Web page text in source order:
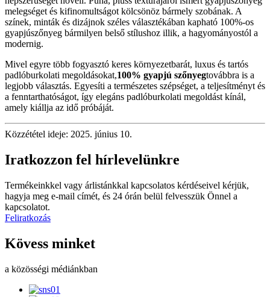
melegséget és kifinomultságot kölcsönöz bármely szobának. A
színek, minták és dizájnok széles választékában kapható 100%-os
gyapjúszőnyeg bármilyen belső stílushoz illik, a hagyományostól a
modernig.
Mivel egyre több fogyasztó keres környezetbarát, luxus és tartós
padlóburkolati megoldásokat,100% gyapjú szőnyegtovábbra is a
legjobb választás. Egyesíti a természetes szépséget, a teljesítményt és
a fenntarthatóságot, így elegáns padlóburkolati megoldást kínál,
amely kiállja az idő próbáját.
Közzététel ideje: 2025. június 10.
Iratkozzon fel hírlevelünkre
Termékeinkkel vagy árlistánkkal kapcsolatos kérdéseivel kérjük,
hagyja meg e-mail címét, és 24 órán belül felvesszük Önnel a
kapcsolatot.
Feliratkozás
Kövess minket
a közösségi médiánkban